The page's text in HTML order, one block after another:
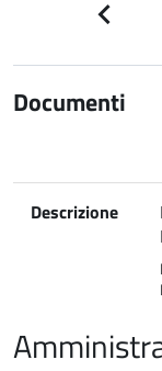
Documenti
Descrizione